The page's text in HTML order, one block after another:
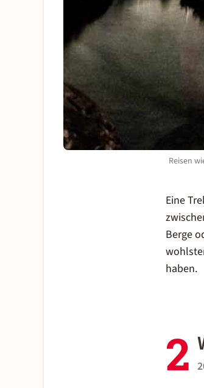
Reisen
Eine
Berge
haben.
2